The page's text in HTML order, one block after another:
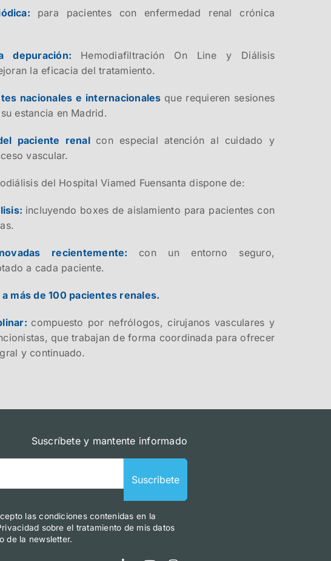
para pacientes con enfermedad renal crónica
depuración: Hemodiafiltración On Line y Diálisis
la eficacia del tratamiento.
nacionales e internacionales que requieren sesiones
estancia en Madrid.
paciente renal con especial atención al cuidado y
vascular.
del Hospital Viamed Fuensanta dispone de:
incluyendo boxes de aislamiento para pacientes con
recientemente: con un entorno seguro,
a cada paciente.
más de 100 pacientes renales.
compuesto por nefrólogos, cirujanos vasculares y
que trabajan de forma coordinada para ofrecer
y continuado.
Suscríbete y mantente informado
Suscribete
las condiciones contenidas en la
sobre el tratamiento de mis datos
de la newsletter.